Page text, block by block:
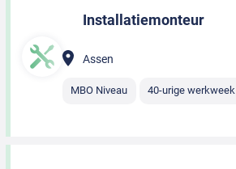
Installatiemonteur
Assen
MBO Niveau 40-urige werkweek